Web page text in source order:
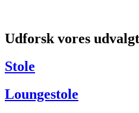
Har du brug for hjælp så kontakt
Tel +45 63 13 26 72
Udforsk vores
Stole
Loungestole